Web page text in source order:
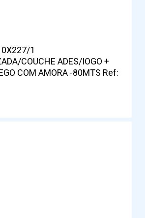
1
COUCHE ADES/IOGO +
COM AMORA -80MTS Ref: